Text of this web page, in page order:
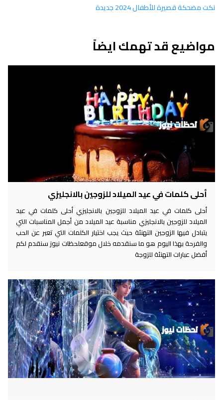
نكت مضحكة قصيرة للأطفال 2024 جديدة
مواضيع قد تهمك ايضاً
أحلى كلمات في عيد الميلاد للزوجين بالانجليزي
أحلى كلمات في عيد الميلاد للزوجين بالانجليزي أحلى كلمات في عيد
الميلاد للزوجين بالانجليزي مناسبة عيد الميلاد من أجمل المناسبات التي
يتبادل فيها الزوجين التهنئة حيث يجب اختيار الكلمات التي تعبر عن الحب
والفرحة بهذا اليوم هو ما سنقدمه خلال موقعلحظات نيوز سنقدم لكم
أفضل عبارات التهنئة للزوجة